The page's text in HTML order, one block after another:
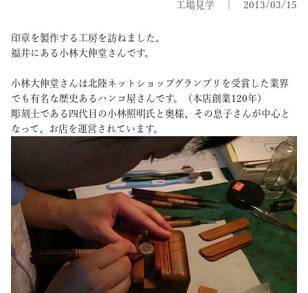
工場見学 2013/03/15
印章を製作する工房を訪ねました。
福井にある小林大伸堂さんです。
小林大伸堂さんは北陸ネットショップグランプリを受賞した業界
でも有名な歴史あるハンコ屋さんです。（本店創業120年）
彫刻士である四代目の小林照明氏と奥様、その息子さんが中心と
なって、お店を運営されています。